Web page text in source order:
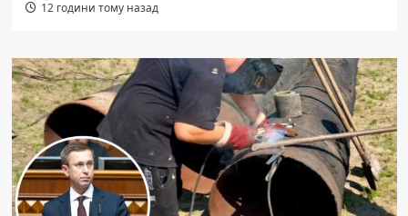
12 години тому назад